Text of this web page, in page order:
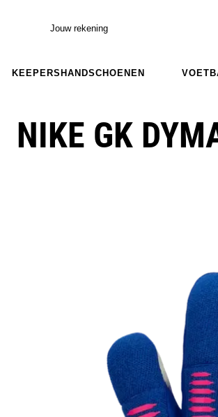
Jouw rekening
KEEPERSHANDSCHOENEN
NIKE GK